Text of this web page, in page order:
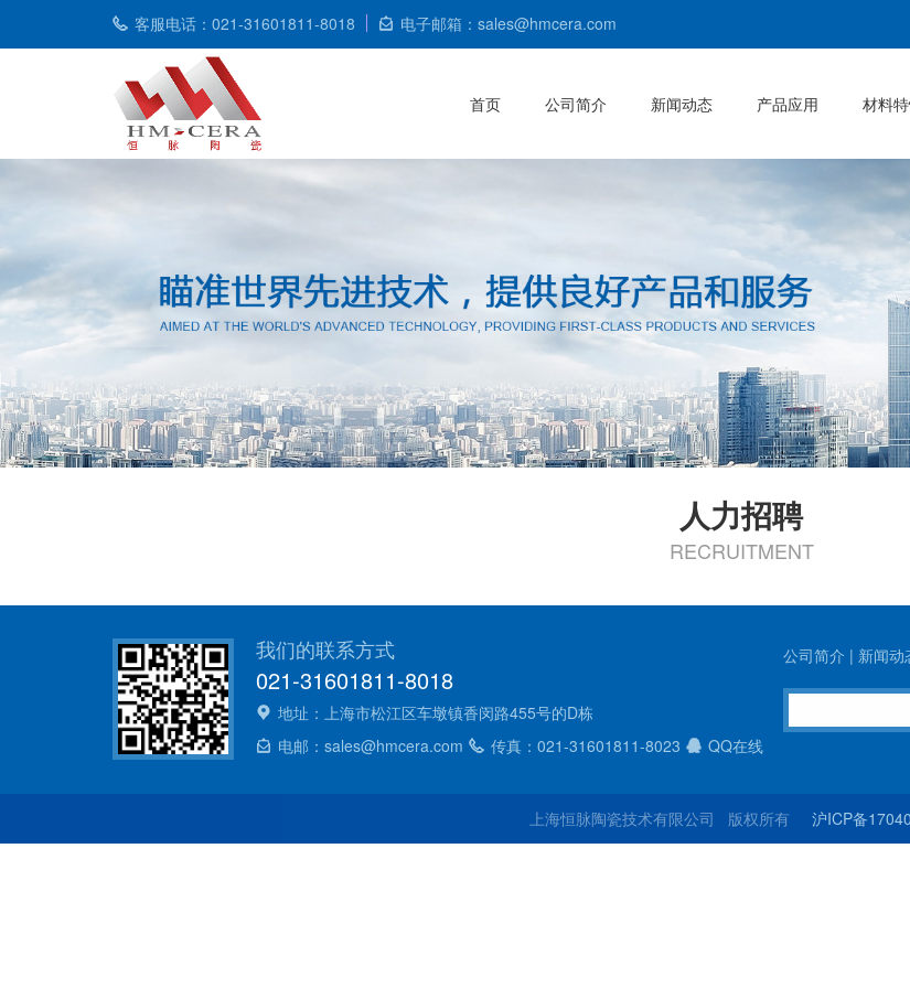
客服电话：021-31601811-8018 电子邮箱：sales@hmcera.com
首页 公司简介 新闻动态 产品应用 材料
人力招聘
RECRUITMENT
我们的联系方式
021-31601811-8018
地址：上海市松江区车墩镇香闵路455号的D栋
电邮：sales@hmcera.com
传真：021-31601811-8023 QQ在线
公司简介 | 新闻动
上海恒脉陶瓷技术有限公司 版权所有 沪ICP备